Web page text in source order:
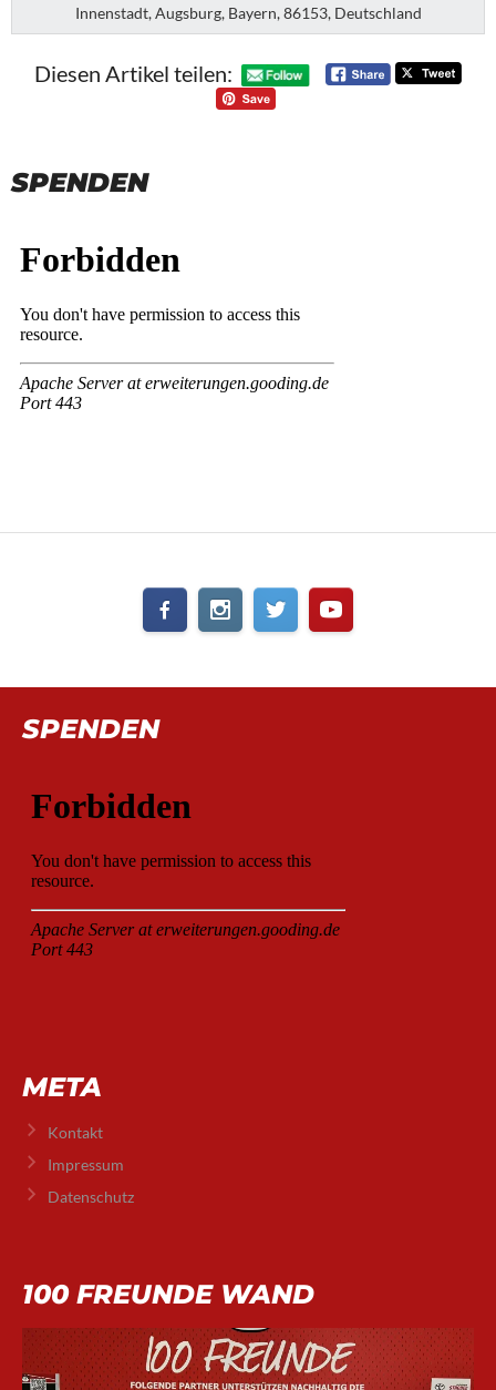
Innenstadt, Augsburg, Bayern, 86153, Deutschland
Diesen Artikel teilen:
SPENDEN
SPENDEN
META
Kontakt
Impressum
Datenschutz
100 FREUNDE WAND